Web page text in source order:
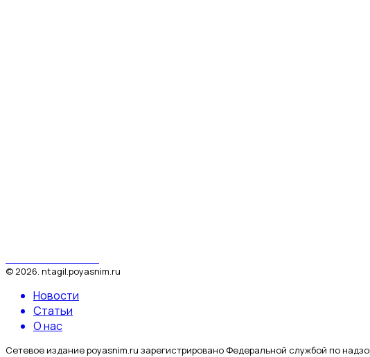
© 2026. ntagil.poyasnim.ru
Новости
Статьи
О нас
Сетевое издание poyasnim.ru зарегистрировано Федеральной службой по